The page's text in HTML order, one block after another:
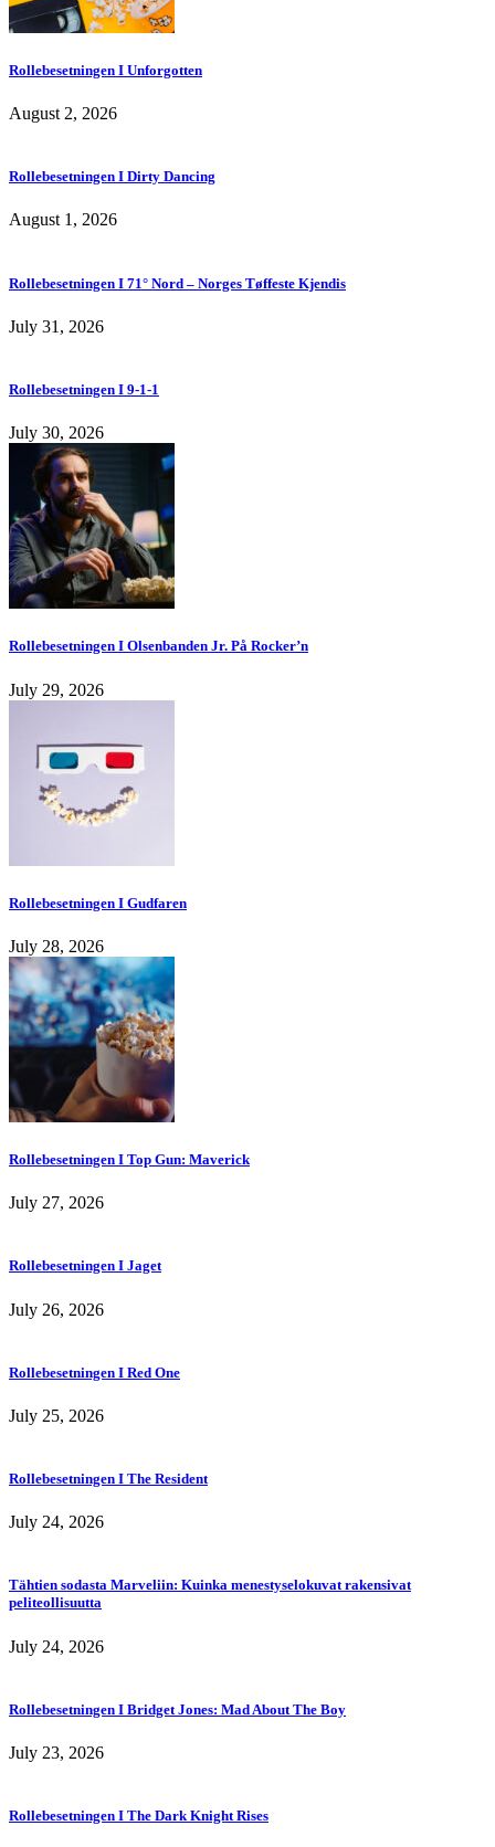
Rollebesetningen I Unforgotten
August 2, 2026
Rollebesetningen I Dirty Dancing
August 1, 2026
Rollebesetningen I 71° Nord – Norges Tøffeste Kjendis
July 31, 2026
Rollebesetningen I 9-1-1
July 30, 2026
Rollebesetningen I Olsenbanden Jr. På Rocker’n
July 29, 2026
Rollebesetningen I Gudfaren
July 28, 2026
Rollebesetningen I Top Gun: Maverick
July 27, 2026
Rollebesetningen I Jaget
July 26, 2026
Rollebesetningen I Red One
July 25, 2026
Rollebesetningen I The Resident
July 24, 2026
Tähtien sodasta Marveliin: Kuinka menestyselokuvat rakensivat
peliteollisuutta
July 24, 2026
Rollebesetningen I Bridget Jones: Mad About The Boy
July 23, 2026
Rollebesetningen I The Dark Knight Rises